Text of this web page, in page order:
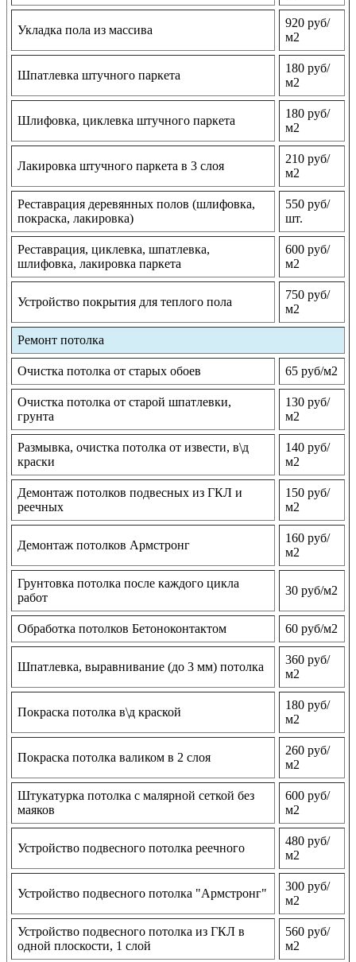
Укладка пола из массива
920 руб/
м2
Шпатлевка штучного паркета
180 руб/
м2
Шлифовка, циклевка штучного паркета
180 руб/
м2
Лакировка штучного паркета в 3 слоя
210 руб/
м2
Реставрация деревянных полов (шлифовка,
покраска, лакировка)
550 руб/
шт.
Реставрация, циклевка, шпатлевка,
шлифовка, лакировка паркета
600 руб/
м2
Устройство покрытия для теплого пола
750 руб/
м2
Ремонт потолка
Очистка потолка от старых обоев 65 руб/м2
Очистка потолка от старой шпатлевки,
грунта
130 руб/
м2
Размывка, очистка потолка от извести, в\д
краски
140 руб/
м2
Демонтаж потолков подвесных из ГКЛ и
реечных
150 руб/
м2
Демонтаж потолков Армстронг
160 руб/
м2
Грунтовка потолка после каждого цикла
работ
30 руб/м2
Обработка потолков Бетоноконтактом 60 руб/м2
Шпатлевка, выравнивание (до 3 мм) потолка
360 руб/
м2
Покраска потолка в\д краской
180 руб/
м2
Покраска потолка валиком в 2 слоя
260 руб/
м2
Штукатурка потолка с малярной сеткой без
маяков
600 руб/
м2
Устройство подвесного потолка реечного
480 руб/
м2
Устройство подвесного потолка "Армстронг"
300 руб/
м2
Устройство подвесного потолка из ГКЛ в
одной плоскости, 1 слой
560 руб/
м2